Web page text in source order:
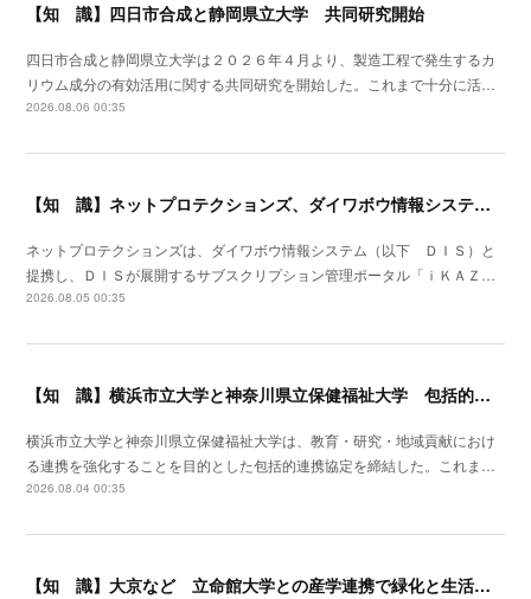
【知 識】四日市合成と静岡県立大学 共同研究開始
四日市合成と静岡県立大学は２０２６年４月より、製造工程で発生するカ
リウム成分の有効活用に関する共同研究を開始した。これまで十分に活…
2026.08.06 00:35
【知 識】ネットプロテクションズ、ダイワボウ情報システムと提携開始
ネットプロテクションズは、ダイワボウ情報システム（以下 ＤＩＳ）と
提携し、ＤＩＳが展開するサブスクリプション管理ポータル「ｉＫＡＺ…
2026.08.05 00:35
【知 識】横浜市立大学と神奈川県立保健福祉大学 包括的連携協定を締結
横浜市立大学と神奈川県立保健福祉大学は、教育・研究・地域貢献におけ
る連携を強化することを目的とした包括的連携協定を締結した。これま…
2026.08.04 00:35
【知 識】大京など 立命館大学との産学連携で緑化と生活満足度の関係を可視化